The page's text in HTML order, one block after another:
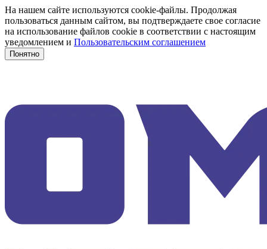
На нашем сайте используются cookie-файлы. Продолжая
пользоваться данным сайтом, вы подтверждаете свое согласие
на использование файлов cookie в соответствии с настоящим
уведомлением и Пользовательским соглашением
Понятно